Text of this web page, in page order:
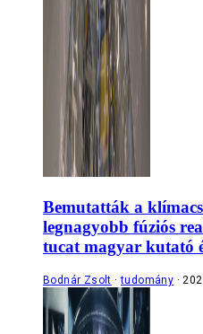
Bemutatták a
legnagyobb fúziós
tucat magyar kutató
Bodnár Zsolt tudomány